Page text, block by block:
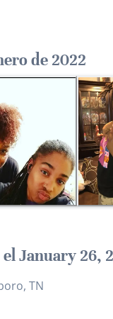
de 2022
el January 26,
TN